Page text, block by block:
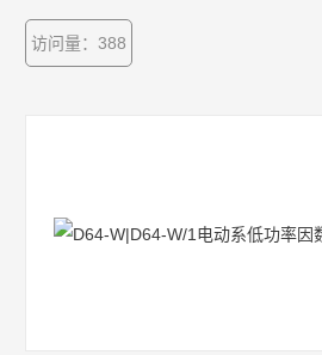
访问量：388